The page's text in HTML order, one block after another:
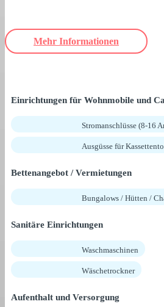
Mehr Informationen
Einrichtungen für Wohnmobile und
Stromanschlüsse (8-16
Ausgüsse für
Bettenangebot / Vermietungen
Bungalows / Hütten /
Sanitäre Einrichtungen
Waschmaschinen
Wäschetrockner
Aufenthalt und Versorgung